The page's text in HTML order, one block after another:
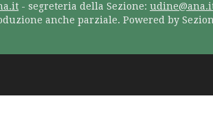
- segreteria della Sezione:
anche parziale. Powered by